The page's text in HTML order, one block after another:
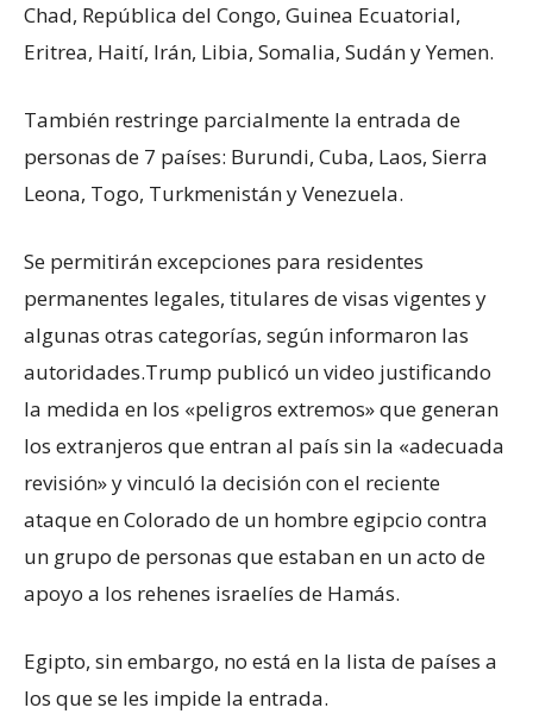
Chad, República del Congo, Guinea Ecuatorial,
Eritrea, Haití, Irán, Libia, Somalia, Sudán y Yemen.
También restringe parcialmente la entrada de
personas de 7 países: Burundi, Cuba, Laos, Sierra
Leona, Togo, Turkmenistán y Venezuela.
Se permitirán excepciones para residentes
permanentes legales, titulares de visas vigentes y
algunas otras categorías, según informaron las
autoridades.Trump publicó un video justificando
la medida en los «peligros extremos» que generan
los extranjeros que entran al país sin la «adecuada
revisión» y vinculó la decisión con el reciente
ataque en Colorado de un hombre egipcio contra
un grupo de personas que estaban en un acto de
apoyo a los rehenes israelíes de Hamás.
Egipto, sin embargo, no está en la lista de países a
los que se les impide la entrada.